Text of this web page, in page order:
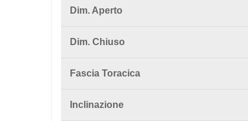
Dim. Aperto
Dim. Chiuso
Fascia Toracica
Inclinazione